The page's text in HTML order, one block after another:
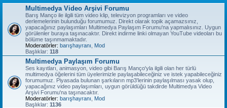
Multimedya Video Arşivi Forumu
Barış Manço ile ilgili tüm video klip, televizyon programları ve video
derlemelerinin bulunduğu forumumuz. Direkt olarak topik açamazsınız,
yapacağınız paylaşımları Multimedya Paylaşım Forumu'na yapmalısınız. Uygun
görülenler buraya taşınacaktır. Direkt indirme linki olmayan YouTube videoları bu
bölüme taşınmamaktadır.
Moderatörler: barışhayranı
Mod
Başlıklar: 118
Multimedya Paylaşım Forumu
Ses kayıtları, animasyon, video gibi Barış Manço'yla ilgili olan her türlü
multimedya öğelerini tüm üyelerimizle paylaşabileceğiniz ve istek yapabileceğiniz
forumumuz. Piyasada bulunan şarkıların mp3'lerinin paylaşılması yasak olup,
yapacağınız video paylaşımları, uygun görüldüğü takdirde Multimedya Video
Arşivi Forumu'na taşınacaktır.
Moderatörler: barışhayranı
Mod
Başlıklar: 1136